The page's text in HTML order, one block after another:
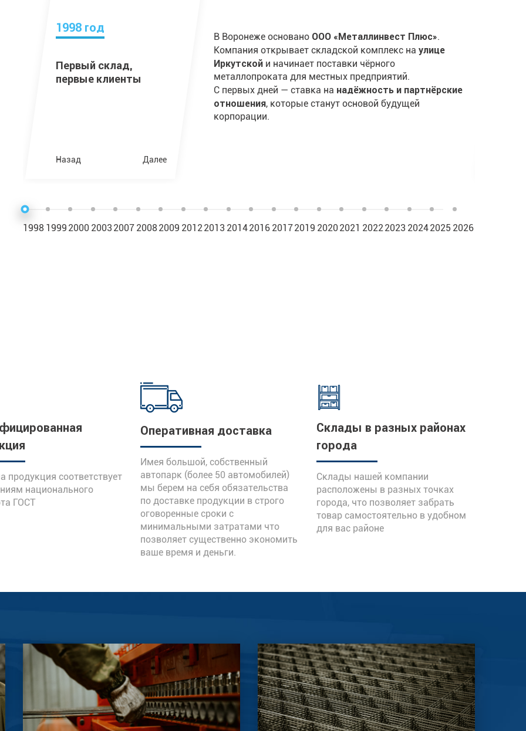
1998 год
Первый склад,
первые клиенты
Назад Далее
В Воронеже основано ООО «Металлинвест Плюс».
Компания открывает складской комплекс наулице
Иркутской и начинает поставки чёрного
металлопроката для местных предприятий.
С первых дней — ставка на надёжность и партнёрские
отношения, которые станут основой будущей
корпорации.
1998 1999 2000 2003 2007 20082009 20122013 20142016 20172019 20202021 20222023 20242025 2026
продукция соответствует
национального
ГОСТ
Оперативная доставка
Имея большой, собственный
автопарк (более 50 автомобилей)
мы берем на себя обязательства
по доставке продукции в строго
оговоренные сроки с
минимальными затратами что
позволяет существенно экономить
ваше время и деньги.
Склады в разных районах
города
Склады нашей компании
расположены в разных точках
города, что позволяет забрать
товар самостоятельно в удобном
для вас районе